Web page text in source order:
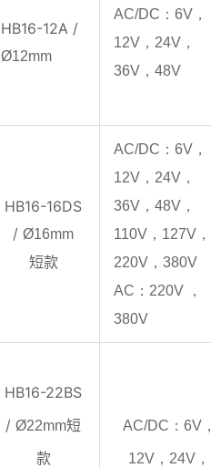
HB16-12A /
Ø12mm
AC/DC：6V，
12V ， 24V ，
36V ， 48V
HB16-16DS
/ Ø16mm
短款
AC/DC：6V，
12V ， 24V ，
36V ， 48V，
110V ， 127V ，
220V ， 380V
AC：220V ，
380V
HB16-22BS
/ Ø22mm短
款
AC/DC：6V，
12V，24V，